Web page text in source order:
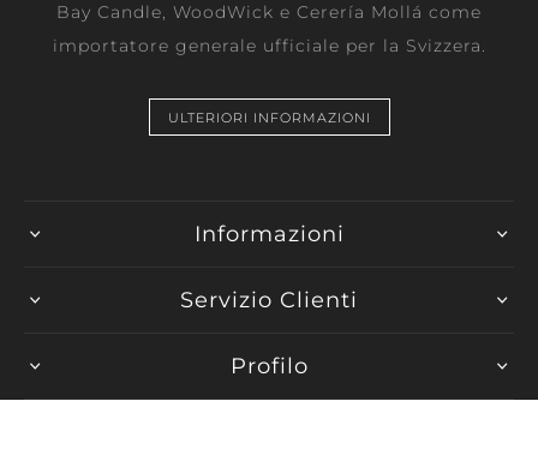
Bay Candle, WoodWick e Cerería Mollá come
importatore generale ufficiale per la Svizzera.
ULTERIORI INFORMAZIONI
Informazioni
Servizio Clienti
Profilo